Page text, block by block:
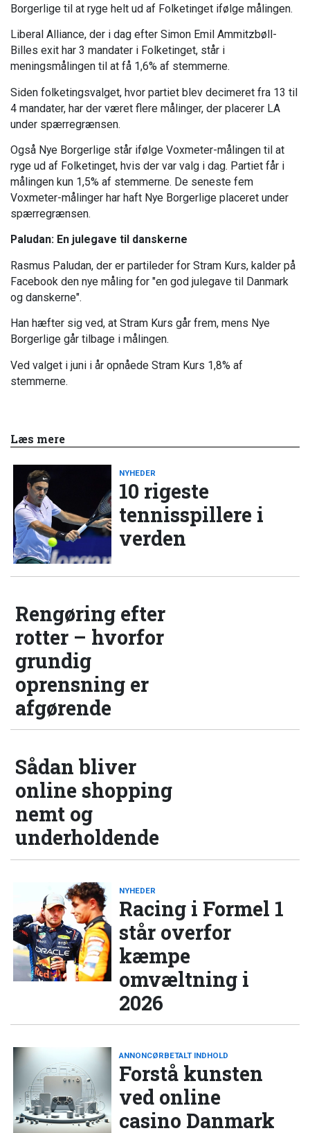
Borgerlige til at ryge helt ud af Folketinget ifølge målingen.
Liberal Alliance, der i dag efter Simon Emil Ammitzbøll-
Billes exit har 3 mandater i Folketinget, står i
meningsmålingen til at få 1,6% af stemmerne.
Siden folketingsvalget, hvor partiet blev decimeret fra 13 til
4 mandater, har der været flere målinger, der placerer LA
under spærregrænsen.
Også Nye Borgerlige står ifølge Voxmeter-målingen til at
ryge ud af Folketinget, hvis der var valg i dag. Partiet får i
målingen kun 1,5% af stemmerne. De seneste fem
Voxmeter-målinger har haft Nye Borgerlige placeret under
spærregrænsen.
Paludan: En julegave til danskerne
Rasmus Paludan, der er partileder for Stram Kurs, kalder på
Facebook den nye måling for "en god julegave til Danmark
og danskerne".
Han hæfter sig ved, at Stram Kurs går frem, mens Nye
Borgerlige går tilbage i målingen.
Ved valget i juni i år opnåede Stram Kurs 1,8% af
stemmerne.
Læs mere
NYHEDER
10 rigeste
tennisspillere i
verden
Rengøring efter
rotter – hvorfor
grundig
oprensning er
afgørende
Sådan bliver
online shopping
nemt og
underholdende
NYHEDER
Racing i Formel 1
står overfor
kæmpe
omvæltning i
2026
ANNONCØRBETALT INDHOLD
Forstå kunsten
ved online
casino Danmark